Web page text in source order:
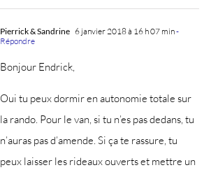
Pierrick & Sandrine 6 janvier 2018 à 16 h 07 min-
Répondre
Bonjour Endrick,
Oui tu peux dormir en autonomie totale sur
la rando. Pour le van, si tu n’es pas dedans, tu
n’auras pas d’amende. Si ça te rassure, tu
peux laisser les rideaux ouverts et mettre un